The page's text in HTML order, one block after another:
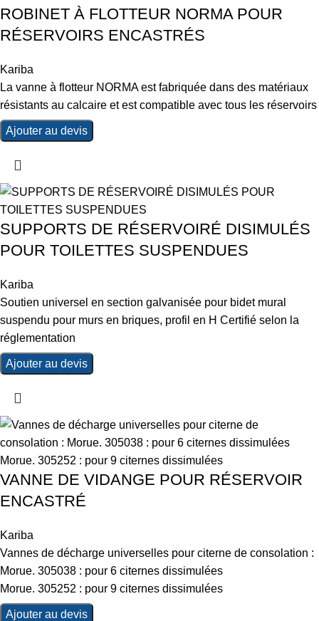
ROBINET À FLOTTEUR NORMA POUR
RÉSERVOIRS ENCASTRÉS
Kariba
La vanne à flotteur NORMA est fabriquée dans des matériaux
résistants au calcaire et est compatible avec tous les réservoirs
Ajouter au devis
SUPPORTS DE RÉSERVOIRÉ DISIMULÉS
POUR TOILETTES SUSPENDUES
Kariba
Soutien universel en section galvanisée pour bidet mural
suspendu pour murs en briques, profil en H Certifié selon la
réglementation
Ajouter au devis
VANNE DE VIDANGE POUR RÉSERVOIR
ENCASTRÉ
Kariba
Vannes de décharge universelles pour citerne de consolation :
Morue. 305038 : pour 6 citernes dissimulées
Morue. 305252 : pour 9 citernes dissimulées
Ajouter au devis